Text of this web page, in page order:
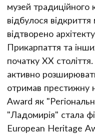
музей
відбулося
відтворено
Прикарпаття та
початку XX
активно
отримав престижну
Award як
"Ладомирія" стала
European Heritage